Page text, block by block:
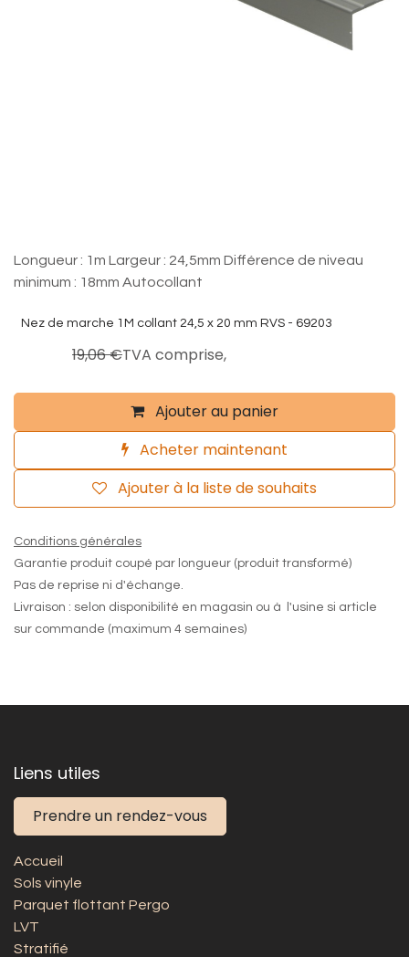
Longueur : 1m Largeur : 24,5mm Différence de niveau
minimum : 18mm Autocollant
Nez de marche 1M collant 24,5 x 20 mm RVS - 69203
19,06€TVA comprise,
Ajouter au panier
Acheter maintenant
Ajouter à la liste de souhaits
Conditions générales
Garantie produit coupé par longueur (produit transformé)
Pas de reprise ni d'échange.
Livraison : selon disponibilité en magasin ou à l'usine si article
sur commande (maximum 4 semaines)
Liens utiles
Prendre un rendez-vous
Accueil
Sols vinyle
Parquet flottant Pergo
LVT
Stratifié